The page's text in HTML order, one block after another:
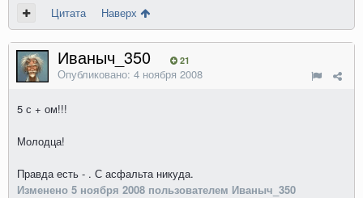
Цитата Наверх
Иваныч_350 21
Опубликовано: 4 ноября 2008
5 с + ом!!!
Молодца!
Правда есть - . С асфальта никуда.
Изменено 5 ноября 2008 пользователем Иваныч_350